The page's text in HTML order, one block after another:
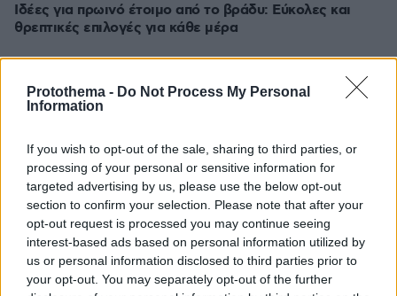
Protothema - Do Not Process My Personal
Information
If you wish to opt-out of the sale, sharing to third parties, or
processing of your personal or sensitive information for
targeted advertising by us, please use the below opt-out
section to confirm your selection. Please note that after your
opt-out request is processed you may continue seeing
interest-based ads based on personal information utilized by
us or personal information disclosed to third parties prior to
your opt-out. You may separately opt-out of the further
Ιδέες για πρωινό έτοιμο από το βράδυ: Εύκολες και
θρεπτικές επιλογές για κάθε μέρα
ΤΑ ΠΙΟ ΔΗΜΟΦΙΛΗ